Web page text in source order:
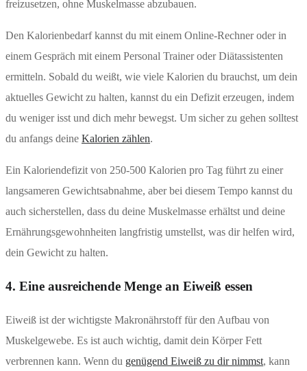
freizusetzen, ohne Muskelmasse abzubauen.
Den Kalorienbedarf kannst du mit einem Online-Rechner oder in
einem Gespräch mit einem Personal Trainer oder Diätassistenten
ermitteln. Sobald du weißt, wie viele Kalorien du brauchst, um dein
aktuelles Gewicht zu halten, kannst du ein Defizit erzeugen, indem
du weniger isst und dich mehr bewegst. Um sicher zu gehen solltest
du anfangs deine Kalorien zählen.
Ein Kaloriendefizit von 250-500 Kalorien pro Tag führt zu einer
langsameren Gewichtsabnahme, aber bei diesem Tempo kannst du
auch sicherstellen, dass du deine Muskelmasse erhältst und deine
Ernährungsgewohnheiten langfristig umstellst, was dir helfen wird,
dein Gewicht zu halten.
4. Eine ausreichende Menge an Eiweiß essen
Eiweiß ist der wichtigste Makronährstoff für den Aufbau von
Muskelgewebe. Es ist auch wichtig, damit dein Körper Fett
verbrennen kann. Wenn du genügend Eiweiß zu dir nimmst, kann